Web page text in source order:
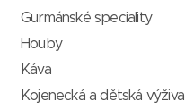
Gurmánské speciality
Houby
Káva
Kojenecká a dětská výživa